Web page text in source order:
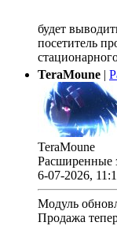
будет
посетитель
TeraMoune
TeraMoune
Расширенные
6-07-2026,
Модуль
Продажа